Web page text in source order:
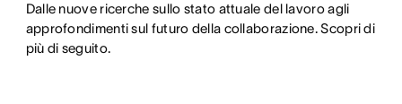
Dalle nuove ricerche sullo stato attuale del lavoro agli
approfondimenti sul futuro della collaborazione. Scopri di
più di seguito.